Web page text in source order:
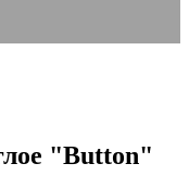
"Button"